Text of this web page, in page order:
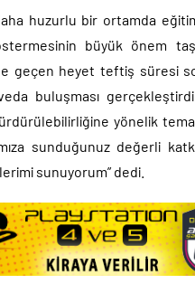
huzurlu bir ortamda
büyük önem
geçen heyet teftiş süresi
buluşması
yönelik
sunduğunuz değerli
sunuyorum” dedi.